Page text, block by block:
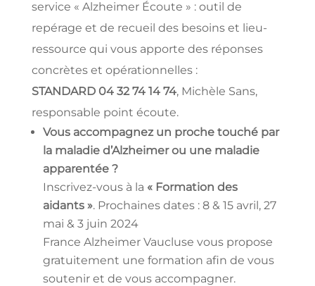
service « Alzheimer Écoute » : outil de
repérage et de recueil des besoins et lieu-
ressource qui vous apporte des réponses
concrètes et opérationnelles :
STANDARD 04 32 74 14 74, Michèle Sans,
responsable point écoute.
Vous accompagnez un proche touché par
la maladie d’Alzheimer ou une maladie
apparentée ?
Inscrivez-vous à la « Formation des
aidants ». Prochaines dates : 8 & 15 avril, 27
mai & 3 juin 2024
France Alzheimer Vaucluse vous propose
gratuitement une formation afin de vous
soutenir et de vous accompagner.